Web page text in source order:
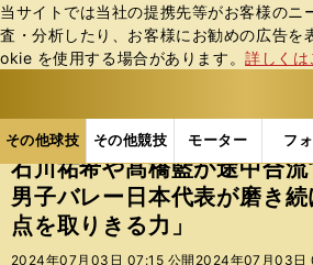
当サイトでは当社の提携先等がお客様のニ
査・分析したり、お客様にお勧めの広告を
okie を使⽤する場合があります。詳しくは
その他球技 その他競技 モーター フ
ス
ポ
ル
テ
その他球技の記事一覧 バレー
石川祐希や髙橋藍が途中合
男子バレー日本代表が磨き続
点を取りきる力」
2024年07月03日 07:15 公開 2024年07月03日